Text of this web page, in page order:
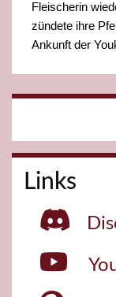
Fleischerin
zündete ihre
Ankunft der
Links